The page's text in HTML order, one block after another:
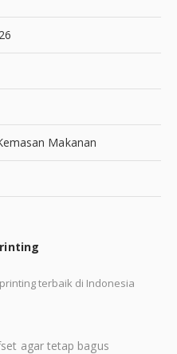
Makanan
terbaik di Indonesia
agar tetap bagus